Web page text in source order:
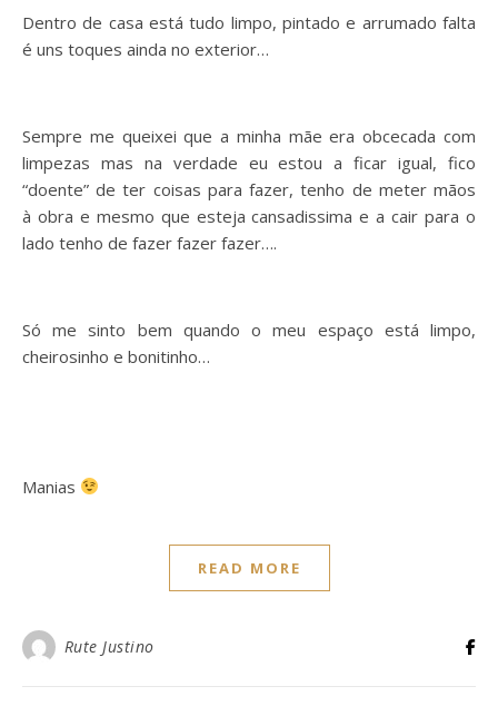
Dentro de casa está tudo limpo, pintado e arrumado falta
é uns toques ainda no exterior…
Sempre me queixei que a minha mãe era obcecada com
limpezas mas na verdade eu estou a ficar igual, fico
“doente” de ter coisas para fazer, tenho de meter mãos
à obra e mesmo que esteja cansadissima e a cair para o
lado tenho de fazer fazer fazer….
Só me sinto bem quando o meu espaço está limpo,
cheirosinho e bonitinho…
Manias
READ MORE
Rute Justino